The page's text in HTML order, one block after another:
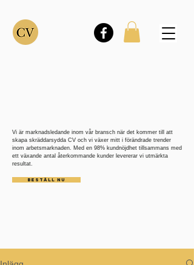
Vi är marknadsledande inom vår bransch när det kommer till att
skapa skräddarsydda CV och vi växer mitt i förändrade trender
inom arbetsmarknaden. Med en 98% kundnöjdhet tillsammans med
ett växande antal återkommande kunder levererar vi utmärkta
resultat.
BESTÄLL NU